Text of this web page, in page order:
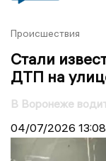
Происшествия
Стали
ДТП на
В Воронеже
04/07/2026 13:08